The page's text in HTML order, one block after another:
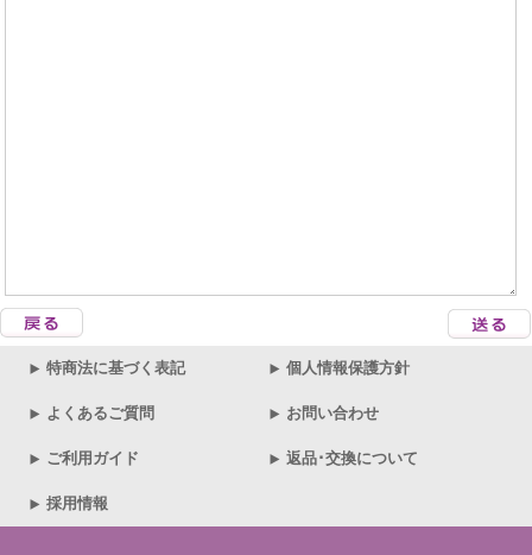
特商法に基づく表記 個人情報保護方針
よくあるご質問 お問い合わせ
ご利用ガイド 返品･交換について
採用情報